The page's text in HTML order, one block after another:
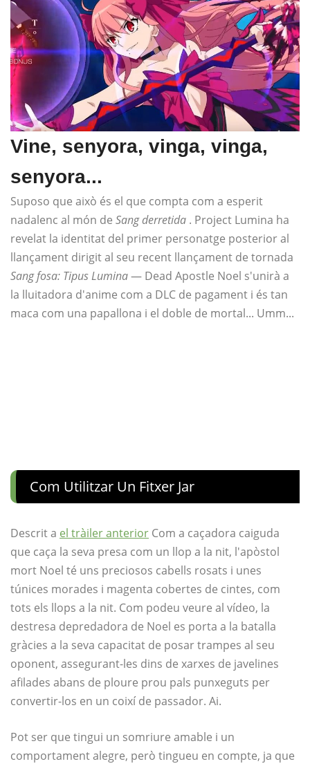
Vine, senyora, vinga, vinga,
senyora...
Suposo que això és el que compta com a esperit
nadalenc al món de Sang derretida . Project Lumina ha
revelat la identitat del primer personatge posterior al
llançament dirigit al seu recent llançament de tornada
Sang fosa: Tipus Lumina— Dead Apostle Noel s'unirà a
la lluitadora d'anime com a DLC de pagament i és tan
maca com una papallona i el doble de mortal... Umm...
Com Utilitzar Un Fitxer Jar
Descrit a el tràiler anterior Com a caçadora caiguda
que caça la seva presa com un llop a la nit, l'apòstol
mort Noel té uns preciosos cabells rosats i unes
túnices morades i magenta cobertes de cintes, com
tots els llops a la nit. Com podeu veure al vídeo, la
destresa depredadora de Noel es porta a la batalla
gràcies a la seva capacitat de posar trampes al seu
oponent, assegurant-les dins de xarxes de javelines
afilades abans de ploure prou pals punxeguts per
convertir-los en un coixí de passador. Ai.
Pot ser que tingui un somriure amable i un
comportament alegre, però tingueu en compte, ja que